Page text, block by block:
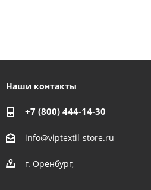
Наши контакты
+7 (800) 444-14-30
info@viptextil-store.ru
г. Оренбург,